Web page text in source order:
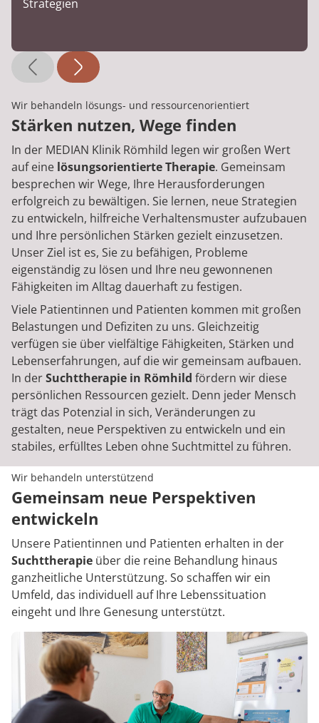
Strategien
Wir behandeln lösungs- und ressourcenorientiert
Stärken nutzen, Wege finden
In der MEDIAN Klinik Römhild legen wir großen Wert
auf eine lösungsorientierte Therapie. Gemeinsam
besprechen wir Wege, Ihre Herausforderungen
erfolgreich zu bewältigen. Sie lernen, neue Strategien
zu entwickeln, hilfreiche Verhaltensmuster aufzubauen
und Ihre persönlichen Stärken gezielt einzusetzen.
Unser Ziel ist es, Sie zu befähigen, Probleme
eigenständig zu lösen und Ihre neu gewonnenen
Fähigkeiten im Alltag dauerhaft zu festigen.
Viele Patientinnen und Patienten kommen mit großen
Belastungen und Defiziten zu uns. Gleichzeitig
verfügen sie über vielfältige Fähigkeiten, Stärken und
Lebenserfahrungen, auf die wir gemeinsam aufbauen.
In derSuchttherapie in Römhild fördern wir diese
persönlichen Ressourcen gezielt. Denn jeder Mensch
trägt das Potenzial in sich, Veränderungen zu
gestalten, neue Perspektiven zu entwickeln und ein
stabiles, erfülltes Leben ohne Suchtmittel zu führen.
Wir behandeln unterstützend
Gemeinsam neue Perspektiven
entwickeln
Unsere Patientinnen und Patienten erhalten in der
Suchttherapie über die reine Behandlung hinaus
ganzheitliche Unterstützung. So schaffen wir ein
Umfeld, das individuell auf Ihre Lebenssituation
eingeht und Ihre Genesung unterstützt.